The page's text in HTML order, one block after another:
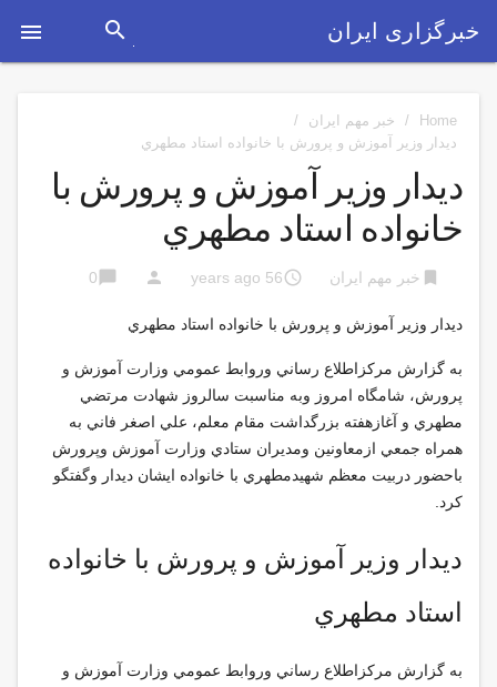
 خبرگزاری ایران search
Home
/ خبر مهم ایران
/
ديدار وزير آموزش و پرورش با خانواده استاد مطهري
ديدار وزير آموزش و پرورش با
خانواده استاد مطهري
bookmark خبر مهم ایران access_time
56 years ago
person
chat_bubble
0
ديدار وزير آموزش و پرورش با خانواده استاد مطهري
به گزارش مركزاطلاع رساني وروابط عمومي وزارت آموزش و
پرورش، شامگاه امروز وبه مناسبت سالروز شهادت مرتضي
مطهري و آغازهفته بزرگداشت مقام معلم، علي اصغر فاني به
همراه جمعي ازمعاونين ومديران ستادي وزارت آموزش وپرورش
باحضور دربيت معظم شهيدمطهري با خانواده ايشان ديدار وگفتگو
كرد.
ديدار وزير آموزش و پرورش با خانواده
استاد مطهري
به گزارش مركزاطلاع رساني وروابط عمومي وزارت آموزش و